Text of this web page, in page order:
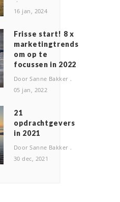
16 jan, 2024
Frisse start! 8 x
marketingtrends
om op te
focussen in 2022
Door Sanne Bakker
05 jan, 2022
2️1
opdrachtgevers
in 2021
Door Sanne Bakker
30 dec, 2021